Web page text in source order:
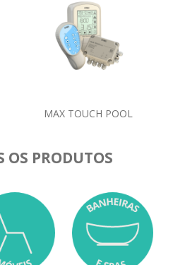
MAX TOUCH POOL
OS PRODUTOS